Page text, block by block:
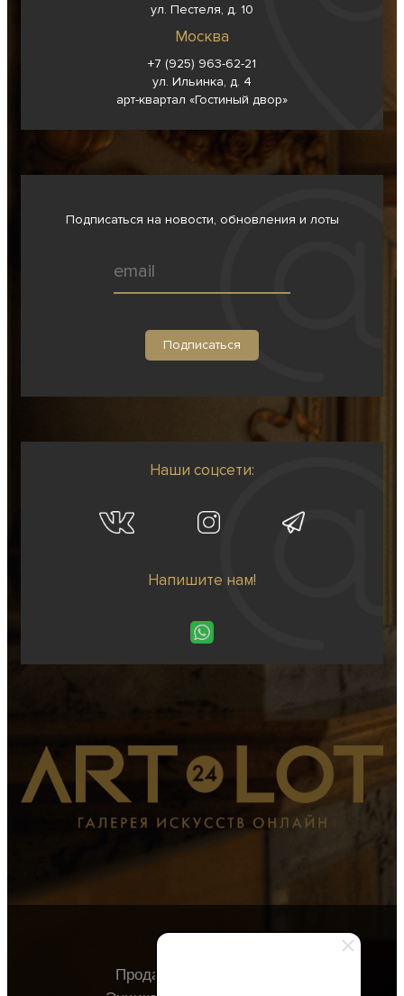
ул. Пестеля, д. 10
Москва
+7 (925) 963-62-21
ул. Ильинка, д. 4
арт-квартал «Гостиный двор»
Подписаться на новости, обновления и лоты
Наши соцсети:
Напишите нам!
Продавцу